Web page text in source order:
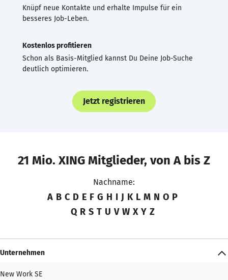
Knüpf neue Kontakte und erhalte Impulse für ein
besseres Job-Leben.
Kostenlos profitieren
Schon als Basis-Mitglied kannst Du Deine Job-Suche
deutlich optimieren.
Jetzt registrieren
21 Mio. XING Mitglieder, von A bis Z
Nachname:
A B C D E F G H I J K L M N O P
Q R S T U V W X Y Z
Unternehmen
New Work SE